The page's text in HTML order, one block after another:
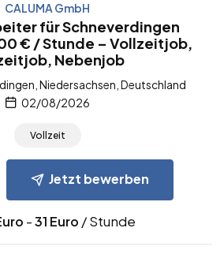
CALUMA GmbH
für Schneverdingen
€ / Stunde – Vollzeitjob,
Nebenjob
Niedersachsen, Deutschland
02/08/2026
Vollzeit
Jetzt bewerben
-31 Euro / Stunde